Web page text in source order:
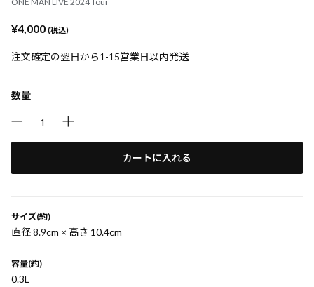
¥4,000 (税込)
注文確定の翌日から1-15営業日以内発送
数量
カートに入れる
サイズ(約)
直径 8.9cm × 高さ 10.4cm
容量(約)
0.3L